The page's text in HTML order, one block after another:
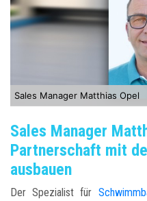
Sales Manager Matthias Opel
Sales Manager
Partnerschaft mit
ausbauen
Der Spezialist für